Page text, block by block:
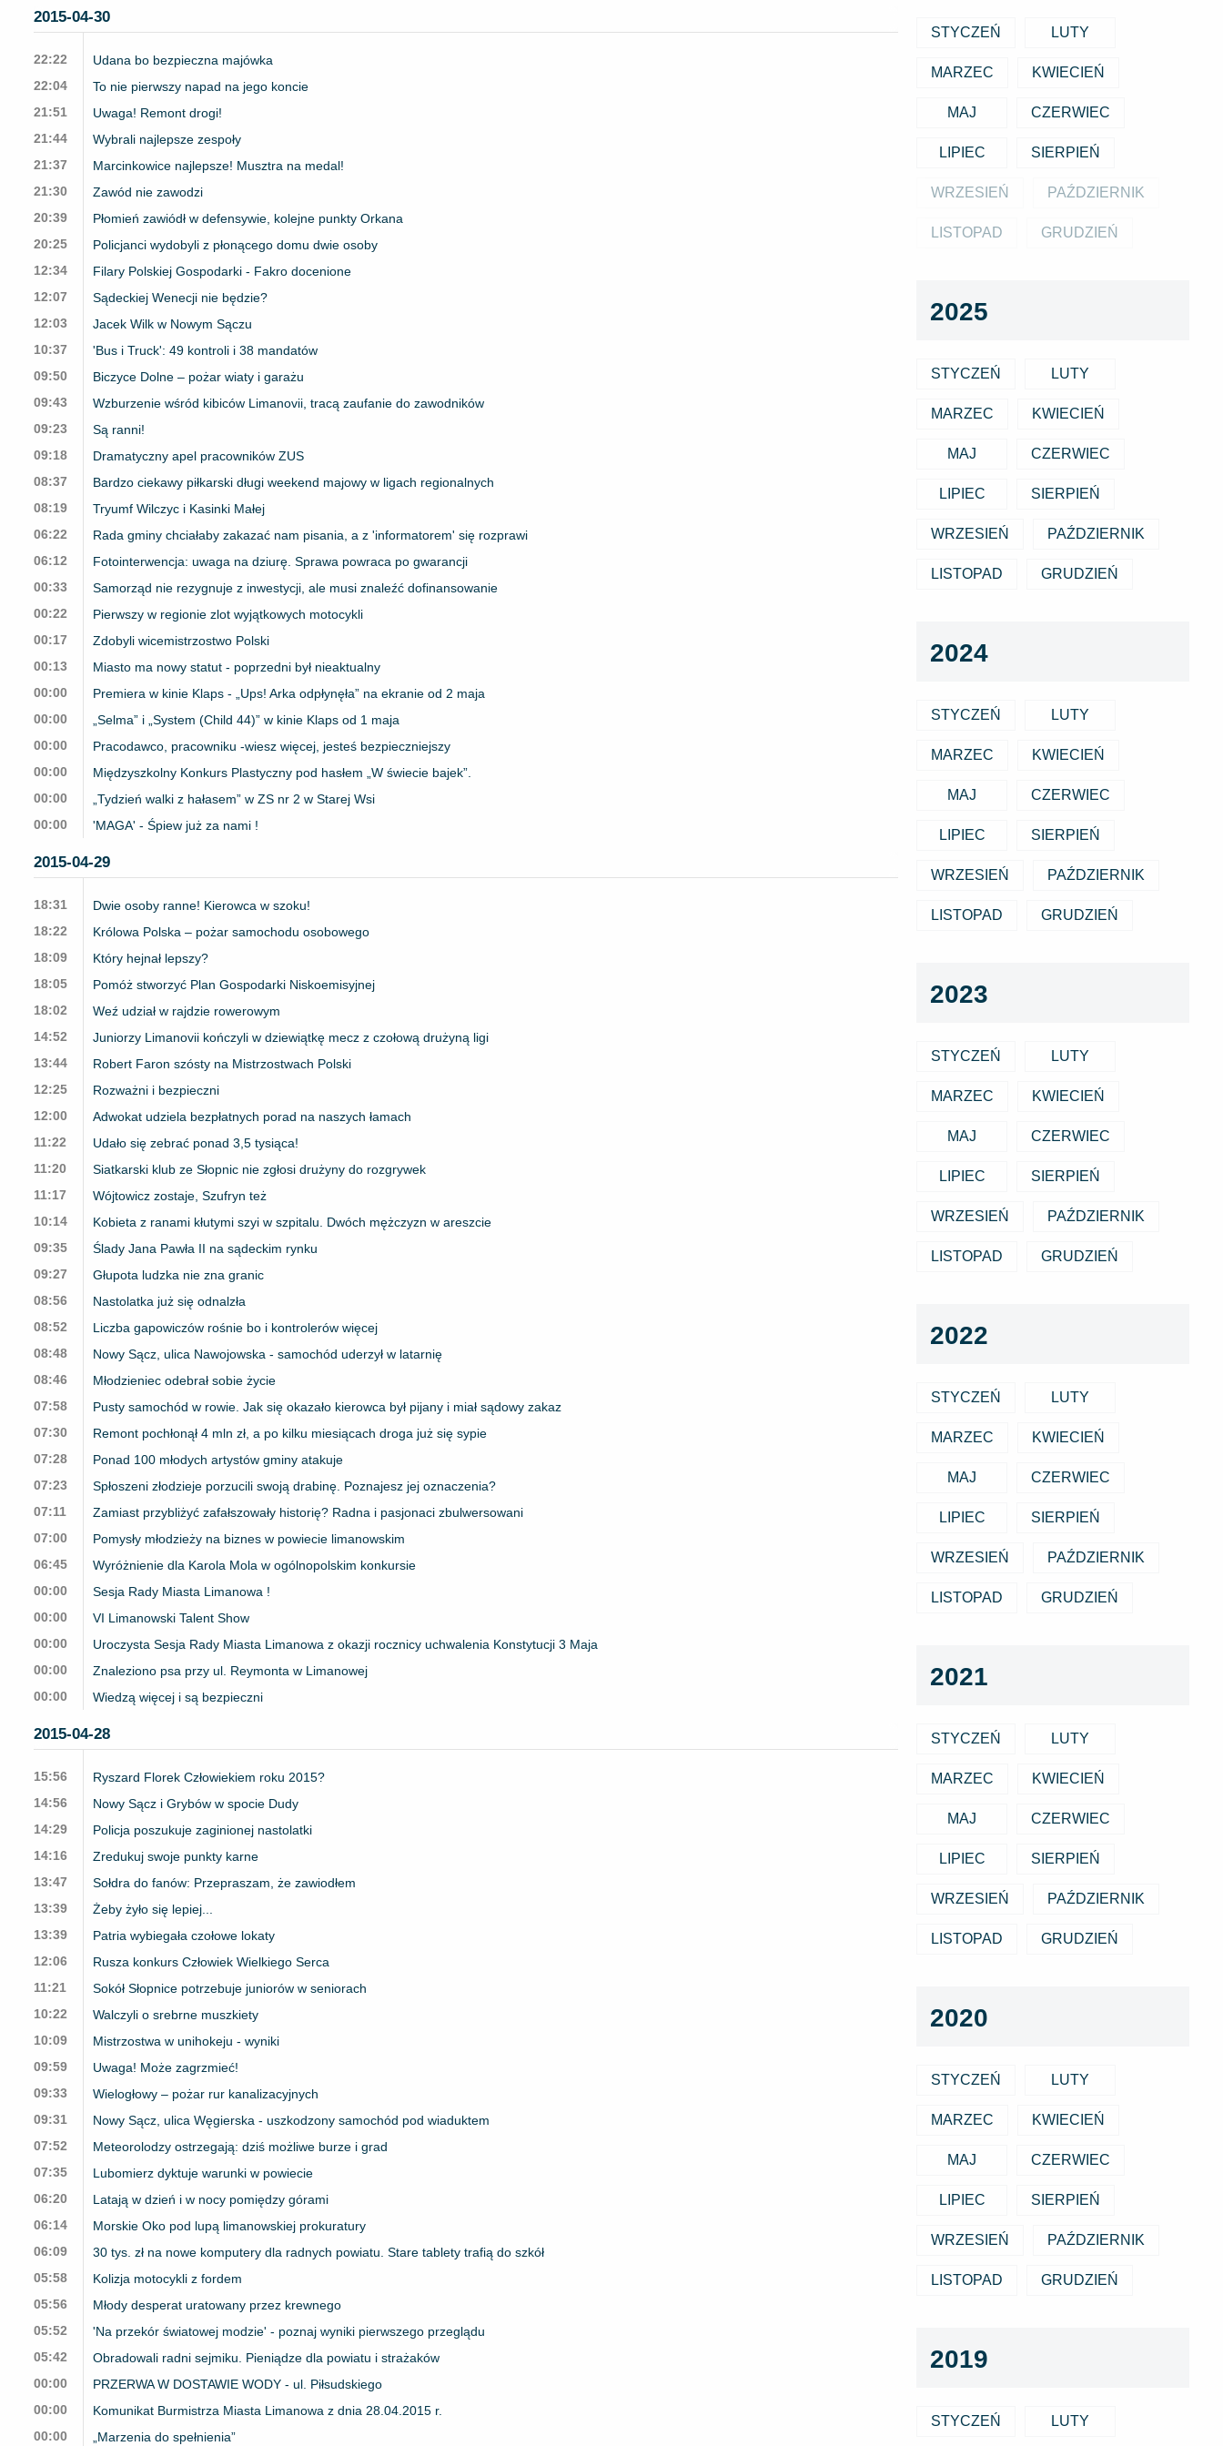
2015-04-30
22:22
Udana bo bezpieczna majówka
22:04
To nie pierwszy napad na jego koncie
21:51
Uwaga! Remont drogi!
21:44
Wybrali najlepsze zespoły
21:37
Marcinkowice najlepsze! Musztra na medal!
21:30
Zawód nie zawodzi
20:39
Płomień zawiódł w defensywie, kolejne punkty Orkana
20:25
Policjanci wydobyli z płonącego domu dwie osoby
12:34
Filary Polskiej Gospodarki - Fakro docenione
12:07
Sądeckiej Wenecji nie będzie?
12:03
Jacek Wilk w Nowym Sączu
10:37
'Bus i Truck': 49 kontroli i 38 mandatów
09:50
Biczyce Dolne – pożar wiaty i garażu
09:43
Wzburzenie wśród kibiców Limanovii, tracą zaufanie do zawodników
09:23
Są ranni!
09:18
Dramatyczny apel pracowników ZUS
08:37
Bardzo ciekawy piłkarski długi weekend majowy w ligach regionalnych
08:19
Tryumf Wilczyc i Kasinki Małej
06:22
Rada gminy chciałaby zakazać nam pisania, a z 'informatorem' się rozprawi
06:12
Fotointerwencja: uwaga na dziurę. Sprawa powraca po gwarancji
00:33
Samorząd nie rezygnuje z inwestycji, ale musi znaleźć dofinansowanie
00:22
Pierwszy w regionie zlot wyjątkowych motocykli
00:17
Zdobyli wicemistrzostwo Polski
00:13
Miasto ma nowy statut - poprzedni był nieaktualny
00:00
Premiera w kinie Klaps - „Ups! Arka odpłynęła” na ekranie od 2 maja
00:00
„Selma” i „System (Child 44)” w kinie Klaps od 1 maja
00:00
Pracodawco, pracowniku -wiesz więcej, jesteś bezpieczniejszy
00:00
Międzyszkolny Konkurs Plastyczny pod hasłem „W świecie bajek”.
00:00
„Tydzień walki z hałasem” w ZS nr 2 w Starej Wsi
00:00
'MAGA' - Śpiew już za nami !
2015-04-29
18:31
Dwie osoby ranne! Kierowca w szoku!
18:22
Królowa Polska – pożar samochodu osobowego
18:09
Który hejnał lepszy?
18:05
Pomóż stworzyć Plan Gospodarki Niskoemisyjnej
18:02
Weź udział w rajdzie rowerowym
14:52
Juniorzy Limanovii kończyli w dziewiątkę mecz z czołową drużyną ligi
13:44
Robert Faron szósty na Mistrzostwach Polski
12:25
Rozważni i bezpieczni
12:00
Adwokat udziela bezpłatnych porad na naszych łamach
11:22
Udało się zebrać ponad 3,5 tysiąca!
11:20
Siatkarski klub ze Słopnic nie zgłosi drużyny do rozgrywek
11:17
Wójtowicz zostaje, Szufryn też
10:14
Kobieta z ranami kłutymi szyi w szpitalu. Dwóch mężczyzn w areszcie
09:35
Ślady Jana Pawła II na sądeckim rynku
09:27
Głupota ludzka nie zna granic
08:56
Nastolatka już się odnalzła
08:52
Liczba gapowiczów rośnie bo i kontrolerów więcej
08:48
Nowy Sącz, ulica Nawojowska - samochód uderzył w latarnię
08:46
Młodzieniec odebrał sobie życie
07:58
Pusty samochód w rowie. Jak się okazało kierowca był pijany i miał sądowy zakaz
07:30
Remont pochłonął 4 mln zł, a po kilku miesiącach droga już się sypie
07:28
Ponad 100 młodych artystów gminy atakuje
07:23
Spłoszeni złodzieje porzucili swoją drabinę. Poznajesz jej oznaczenia?
07:11
Zamiast przybliżyć zafałszowały historię? Radna i pasjonaci zbulwersowani
07:00
Pomysły młodzieży na biznes w powiecie limanowskim
06:45
Wyróżnienie dla Karola Mola w ogólnopolskim konkursie
00:00
Sesja Rady Miasta Limanowa !
00:00
VI Limanowski Talent Show
00:00
Uroczysta Sesja Rady Miasta Limanowa z okazji rocznicy uchwalenia Konstytucji 3 Maja
00:00
Znaleziono psa przy ul. Reymonta w Limanowej
00:00
Wiedzą więcej i są bezpieczni
2015-04-28
15:56
Ryszard Florek Człowiekiem roku 2015?
14:56
Nowy Sącz i Grybów w spocie Dudy
14:29
Policja poszukuje zaginionej nastolatki
14:16
Zredukuj swoje punkty karne
13:47
Sołdra do fanów: Przepraszam, że zawiodłem
13:39
Żeby żyło się lepiej...
13:39
Patria wybiegała czołowe lokaty
12:06
Rusza konkurs Człowiek Wielkiego Serca
11:21
Sokół Słopnice potrzebuje juniorów w seniorach
10:22
Walczyli o srebrne muszkiety
10:09
Mistrzostwa w unihokeju - wyniki
09:59
Uwaga! Może zagrzmieć!
09:33
Wielogłowy – pożar rur kanalizacyjnych
09:31
Nowy Sącz, ulica Węgierska - uszkodzony samochód pod wiaduktem
07:52
Meteorolodzy ostrzegają: dziś możliwe burze i grad
07:35
Lubomierz dyktuje warunki w powiecie
06:20
Latają w dzień i w nocy pomiędzy górami
06:14
Morskie Oko pod lupą limanowskiej prokuratury
06:09
30 tys. zł na nowe komputery dla radnych powiatu. Stare tablety trafią do szkół
05:58
Kolizja motocykli z fordem
05:56
Młody desperat uratowany przez krewnego
05:52
'Na przekór światowej modzie' - poznaj wyniki pierwszego przeglądu
05:42
Obradowali radni sejmiku. Pieniądze dla powiatu i strażaków
00:00
PRZERWA W DOSTAWIE WODY - ul. Piłsudskiego
00:00
Komunikat Burmistrza Miasta Limanowa z dnia 28.04.2015 r.
00:00
„Marzenia do spełnienia”
STYCZEŃ LUTY
MARZEC KWIECIEŃ
MAJ CZERWIEC
LIPIEC SIERPIEŃ
WRZESIEŃ PAŹDZIERNIK
LISTOPAD GRUDZIEŃ
2025
STYCZEŃ LUTY
MARZEC KWIECIEŃ
MAJ CZERWIEC
LIPIEC SIERPIEŃ
WRZESIEŃ PAŹDZIERNIK
LISTOPAD GRUDZIEŃ
2024
STYCZEŃ LUTY
MARZEC KWIECIEŃ
MAJ CZERWIEC
LIPIEC SIERPIEŃ
WRZESIEŃ PAŹDZIERNIK
LISTOPAD GRUDZIEŃ
2023
STYCZEŃ LUTY
MARZEC KWIECIEŃ
MAJ CZERWIEC
LIPIEC SIERPIEŃ
WRZESIEŃ PAŹDZIERNIK
LISTOPAD GRUDZIEŃ
2022
STYCZEŃ LUTY
MARZEC KWIECIEŃ
MAJ CZERWIEC
LIPIEC SIERPIEŃ
WRZESIEŃ PAŹDZIERNIK
LISTOPAD GRUDZIEŃ
2021
STYCZEŃ LUTY
MARZEC KWIECIEŃ
MAJ CZERWIEC
LIPIEC SIERPIEŃ
WRZESIEŃ PAŹDZIERNIK
LISTOPAD GRUDZIEŃ
2020
STYCZEŃ LUTY
MARZEC KWIECIEŃ
MAJ CZERWIEC
LIPIEC SIERPIEŃ
WRZESIEŃ PAŹDZIERNIK
LISTOPAD GRUDZIEŃ
2019
STYCZEŃ LUTY